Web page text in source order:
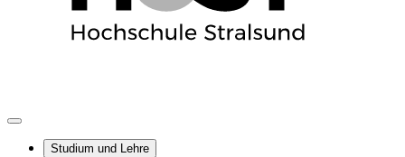
Studium und Lehre